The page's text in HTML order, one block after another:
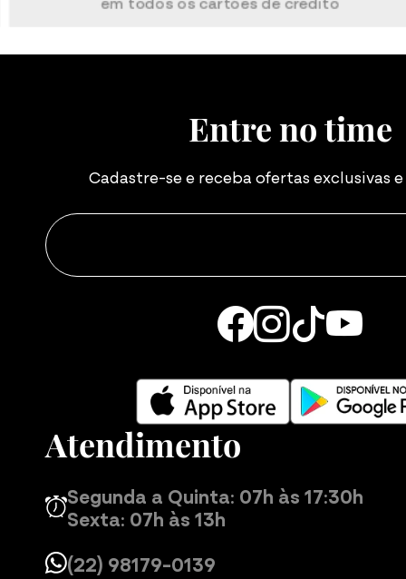
Entre no time
Cadastre-se e receba ofertas exclusivas
Atendimento
Segunda a Quinta: 07h às 17:30h
Sexta: 07h às 13h
(22) 98179-0139